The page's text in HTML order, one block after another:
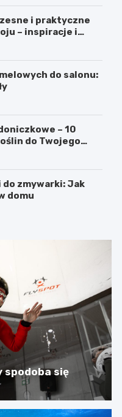
i praktyczne
– inspiracje i
do salonu:
– 10
do Twojego
zmywarki: Jak
domu
się